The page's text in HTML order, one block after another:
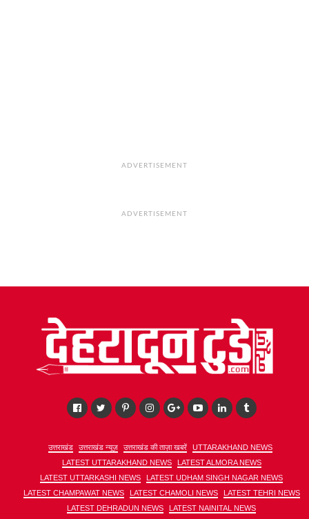
ADVERTISEMENT
ADVERTISEMENT
उत्तराखंड उत्तराखंड न्यूज़ उत्तराखंड की ताज़ा खबरें
UTTARAKHAND NEWS
LATEST UTTARAKHAND NEWS
LATEST ALMORA NEWS
LATEST UTTARKASHI NEWS
LATEST UDHAM SINGH NAGAR NEWS
LATEST CHAMPAWAT NEWS
LATEST CHAMOLI NEWS
LATEST TEHRI NEWS
LATEST DEHRADUN NEWS
LATEST NAINITAL NEWS